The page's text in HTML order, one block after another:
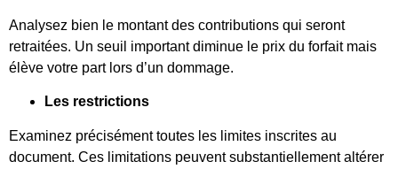
Analysez bien le montant des contributions qui seront
retraitées. Un seuil important diminue le prix du forfait mais
élève votre part lors d’un dommage.
Les restrictions
Examinez précisément toutes les limites inscrites au
document. Ces limitations peuvent substantiellement altérer